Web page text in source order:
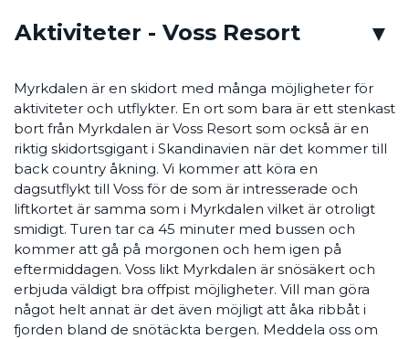
Aktiviteter - Voss Resort
Myrkdalen är en skidort med många möjligheter för
aktiviteter och utflykter. En ort som bara är ett stenkast
bort från Myrkdalen är Voss Resort som också är en
riktig skidortsgigant i Skandinavien när det kommer till
back country åkning. Vi kommer att köra en
dagsutflykt till Voss för de som är intresserade och
liftkortet är samma som i Myrkdalen vilket är otroligt
smidigt. Turen tar ca 45 minuter med bussen och
kommer att gå på morgonen och hem igen på
eftermiddagen. Voss likt Myrkdalen är snösäkert och
erbjuda väldigt bra offpist möjligheter. Vill man göra
något helt annat är det även möjligt att åka ribbåt i
fjorden bland de snötäckta bergen. Meddela oss om